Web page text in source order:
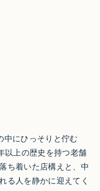
中にひっそりと佇む
以上の歴史を持つ老舗
ち着いた店構えと、中
る人を静かに迎えてく